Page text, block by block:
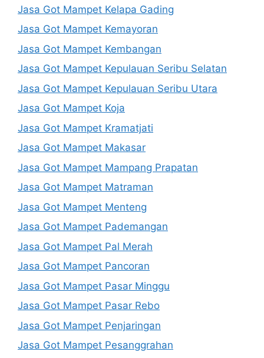
Jasa Got Mampet Kelapa Gading
Jasa Got Mampet Kemayoran
Jasa Got Mampet Kembangan
Jasa Got Mampet Kepulauan Seribu Selatan
Jasa Got Mampet Kepulauan Seribu Utara
Jasa Got Mampet Koja
Jasa Got Mampet Kramatjati
Jasa Got Mampet Makasar
Jasa Got Mampet Mampang Prapatan
Jasa Got Mampet Matraman
Jasa Got Mampet Menteng
Jasa Got Mampet Pademangan
Jasa Got Mampet Pal Merah
Jasa Got Mampet Pancoran
Jasa Got Mampet Pasar Minggu
Jasa Got Mampet Pasar Rebo
Jasa Got Mampet Penjaringan
Jasa Got Mampet Pesanggrahan